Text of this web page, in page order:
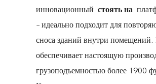
инновационный стоять на
– идеально подходит для
сноса зданий внутри
обеспечивает настоящую
грузоподъемностью более 1900